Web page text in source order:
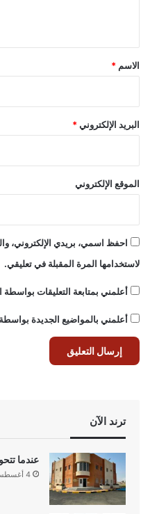
*
الاسم *
البريد الإلكتروني*
الموقع الإلكتروني
احفظ اسمي، بريدي الإلكتروني،
لاستخدامها المرة المقبلة في تعليقي.
أعلمني بمتابعة التعليقات بواسطة
أعلمني بالمواضيع الجديدة بواسطة
ترند الآن
عندما
4 أغسطس، 2026